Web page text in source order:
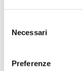
delNecessari
Preferenze
IL CONTENUTO